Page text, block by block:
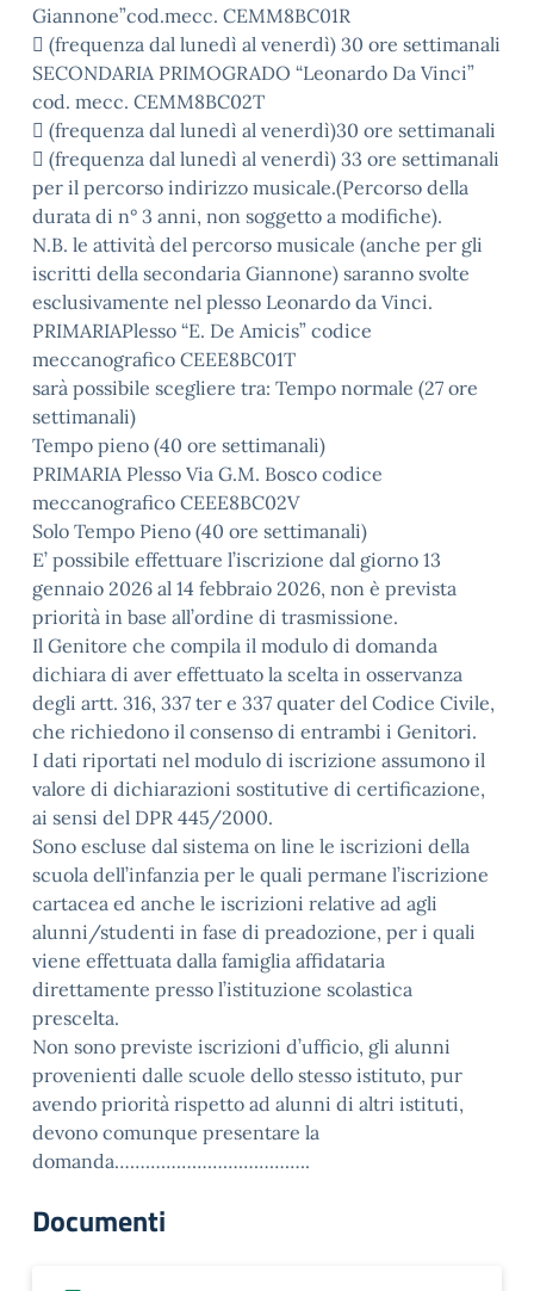
Giannone”cod.mecc. CEMM8BC01R
 (frequenza dal lunedì al venerdì) 30 ore settimanali
SECONDARIA PRIMOGRADO “Leonardo Da Vinci”
cod. mecc. CEMM8BC02T
 (frequenza dal lunedì al venerdì)30 ore settimanali
 (frequenza dal lunedì al venerdì) 33 ore settimanali
per il percorso indirizzo musicale.(Percorso della
durata di n° 3 anni, non soggetto a modifiche).
N.B. le attività del percorso musicale (anche per gli
iscritti della secondaria Giannone) saranno svolte
esclusivamente nel plesso Leonardo da Vinci.
PRIMARIAPlesso “E. De Amicis” codice
meccanografico CEEE8BC01T
sarà possibile scegliere tra: Tempo normale (27 ore
settimanali)
Tempo pieno (40 ore settimanali)
PRIMARIA Plesso Via G.M. Bosco codice
meccanografico CEEE8BC02V
Solo Tempo Pieno (40 ore settimanali)
E’ possibile effettuare l’iscrizione dal giorno 13
gennaio 2026 al 14 febbraio 2026, non è prevista
priorità in base all’ordine di trasmissione.
Il Genitore che compila il modulo di domanda
dichiara di aver effettuato la scelta in osservanza
degli artt. 316, 337 ter e 337 quater del Codice Civile,
che richiedono il consenso di entrambi i Genitori.
I dati riportati nel modulo di iscrizione assumono il
valore di dichiarazioni sostitutive di certificazione,
ai sensi del DPR 445/2000.
Sono escluse dal sistema on line le iscrizioni della
scuola dell’infanzia per le quali permane l’iscrizione
cartacea ed anche le iscrizioni relative ad agli
alunni/studenti in fase di preadozione, per i quali
viene effettuata dalla famiglia affidataria
direttamente presso l’istituzione scolastica
prescelta.
Non sono previste iscrizioni d’ufficio, gli alunni
provenienti dalle scuole dello stesso istituto, pur
avendo priorità rispetto ad alunni di altri istituti,
devono comunque presentare la
domanda………………………………..
Documenti